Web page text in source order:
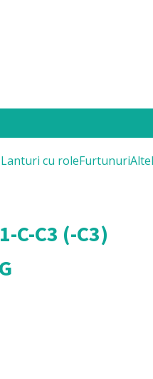
Lanturi cu roleFurtunuri
C-C3 (-C3)